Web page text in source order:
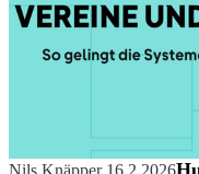
Nils Knäpper 16.2.2026